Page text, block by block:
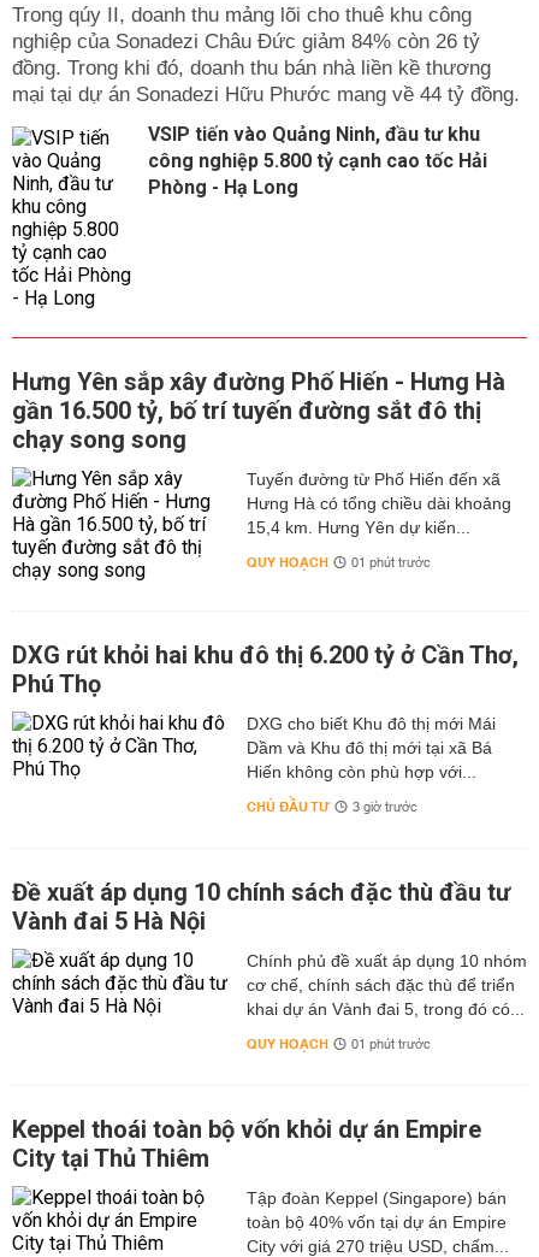
Trong qúy II, doanh thu mảng lõi cho thuê khu công
nghiệp của Sonadezi Châu Đức giảm 84% còn 26 tỷ
đồng. Trong khi đó, doanh thu bán nhà liền kề thương
mại tại dự án Sonadezi Hữu Phước mang về 44 tỷ đồng.
VSIP tiến vào Quảng Ninh, đầu tư khu
công nghiệp 5.800 tỷ cạnh cao tốc Hải
Phòng - Hạ Long
Hưng Yên sắp xây đường Phố Hiến - Hưng Hà
gần 16.500 tỷ, bố trí tuyến đường sắt đô thị
chạy song song
Tuyến đường từ Phố Hiến đến xã
Hưng Hà có tổng chiều dài khoảng
15,4 km. Hưng Yên dự kiến...
QUY HOẠCH 01 phút trước
DXG rút khỏi hai khu đô thị 6.200 tỷ ở Cần Thơ,
Phú Thọ
DXG cho biết Khu đô thị mới Mái
Dầm và Khu đô thị mới tại xã Bá
Hiến không còn phù hợp với...
CHỦ ĐẦU TƯ 3 giờ trước
Đề xuất áp dụng 10 chính sách đặc thù đầu tư
Vành đai 5 Hà Nội
Chính phủ đề xuất áp dụng 10 nhóm
cơ chế, chính sách đặc thù để triển
khai dự án Vành đai 5, trong đó có...
QUY HOẠCH 01 phút trước
Keppel thoái toàn bộ vốn khỏi dự án Empire
City tại Thủ Thiêm
Tập đoàn Keppel (Singapore) bán
toàn bộ 40% vốn tại dự án Empire
City với giá 270 triệu USD, chấm...